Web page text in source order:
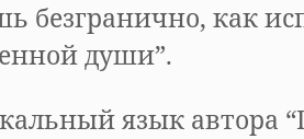
безгранично, как
души”.
язык автора